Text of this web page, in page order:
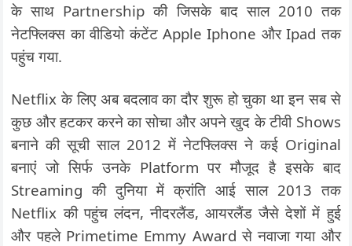
के साथ Partnership की जिसके बाद साल 2010 तक
नेटफ्लिक्स का वीडियो कंटेंट Apple Iphone और Ipad तक
पहुंच गया.
Netflix के लिए अब बदलाव का दौर शुरू हो चुका था इन सब से
कुछ और हटकर करने का सोचा और अपने खुद के टीवी Shows
बनाने की सूची साल 2012 में नेटफ्लिक्स ने कई Original
बनाएं जो सिर्फ उनके Platform पर मौजूद है इसके बाद
Streaming की दुनिया में क्रांति आई साल 2013 तक
Netflix की पहुंच लंदन, नीदरलैंड, आयरलैंड जैसे देशों में हुई
और पहले Primetime Emmy Award से नवाजा गया और